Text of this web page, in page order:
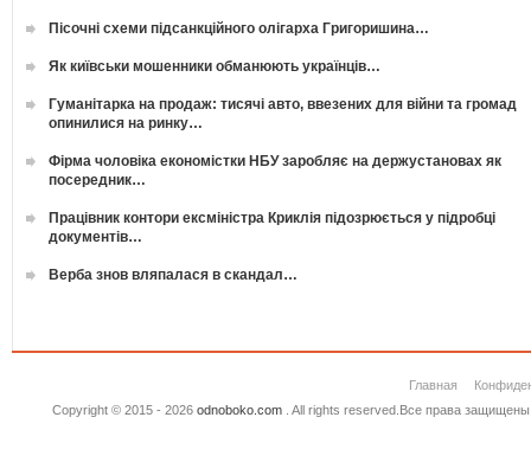
Пісочні схеми підсанкційного олігарха Григоришина…
Як київськи мошенники обманюють українців…
Гуманітарка на продаж: тисячі авто, ввезених для війни та громад
опинилися на ринку…
Фірма чоловіка економістки НБУ заробляє на держустановах як
посередник…
Працівник контори ексміністра Криклія підозрюється у підробці
документів…
Верба знов вляпалася в скандал…
Главная
Copyright © 2015 - 2026 odnoboko.com. All rights reserved.Все права защищены.